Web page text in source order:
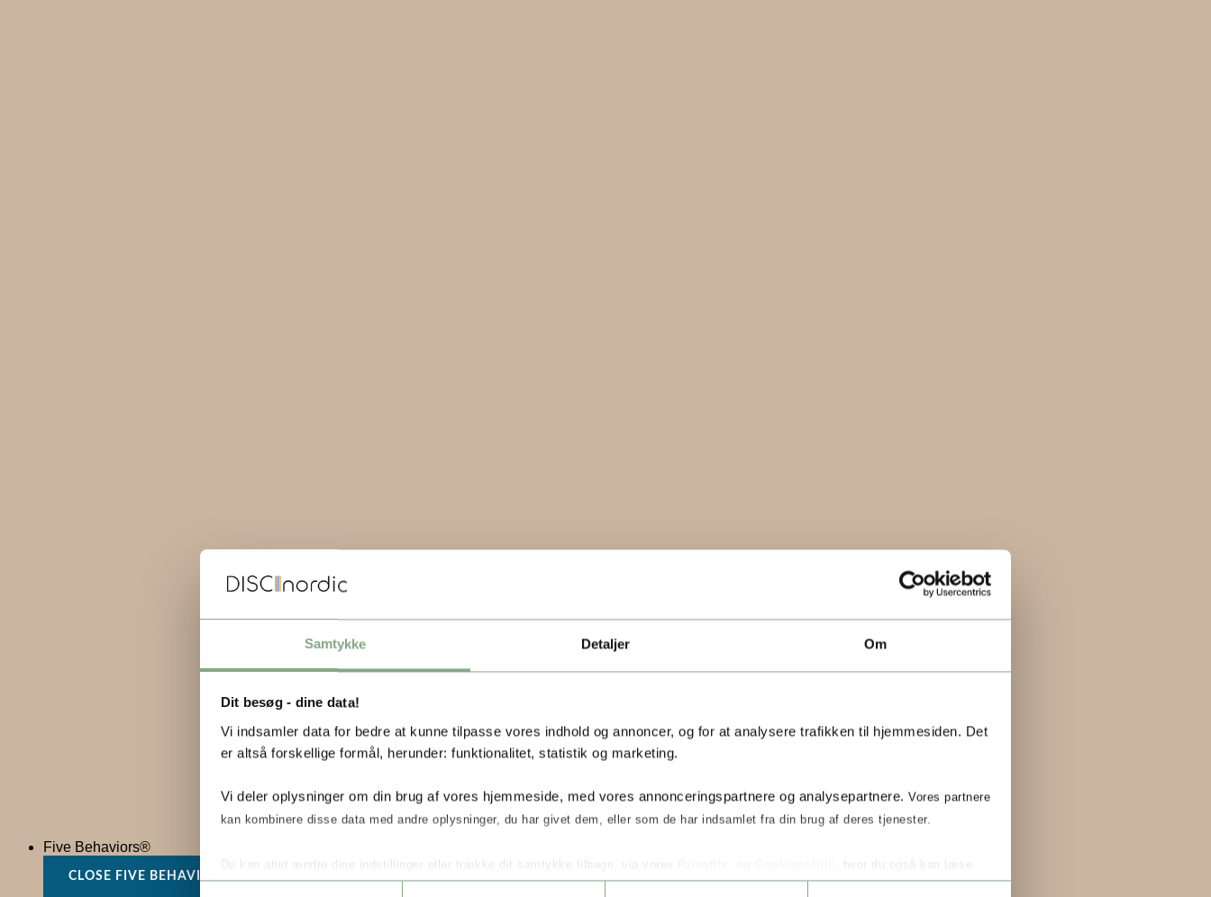
Samtykke Detaljer Om
Dit besøg - dine data!
Vi indsamler data for bedre at kunne tilpasse vores indhold og annoncer, og for at analysere trafikken til hjemmesiden. Det
er altså forskellige formål, herunder: funktionalitet, statistik og marketing.
Vi deler oplysninger om din brug af vores hjemmeside, med vores annonceringspartnere og analysepartnere. Vores partnere
kan kombinere disse data med andre oplysninger, du har givet dem, eller som de har indsamlet fra din brug af deres tjenester.
Du kan altid ændre dine indstillinger eller trække dit samtykke tilbage, via vores
, hvor du også kan læse
Five Behaviors®
CLOSE FIVE BEHAVIORS®